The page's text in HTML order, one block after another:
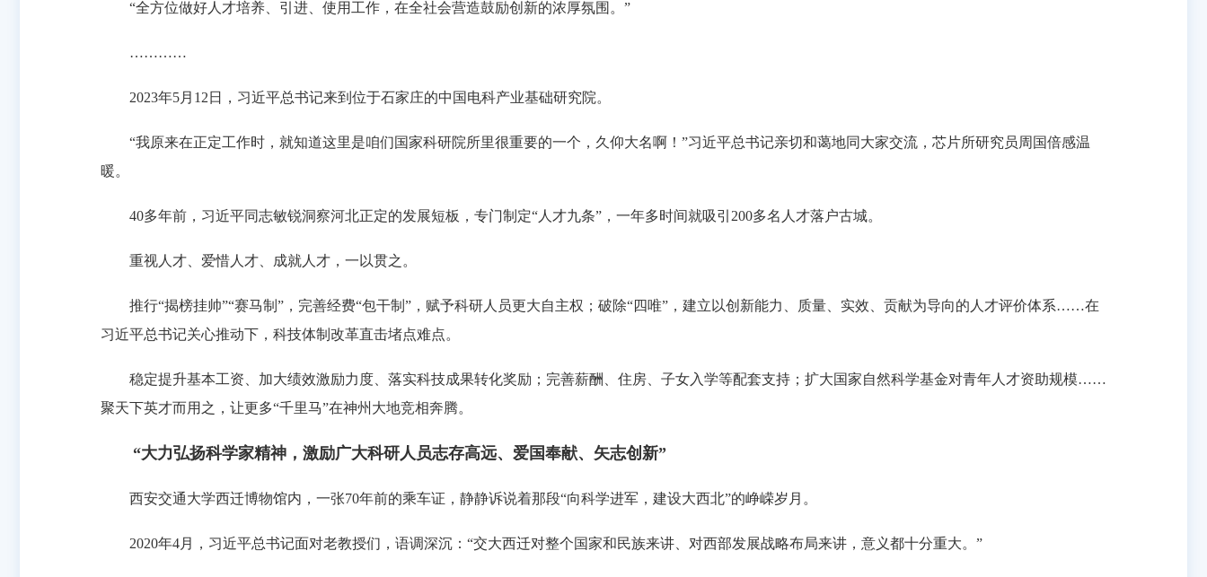
“全方位做好人才培养、引进、使用工作，在全社会营造鼓励创新的浓厚氛围。”
…………
2023年5月12日，习近平总书记来到位于石家庄的中国电科产业基础研究院。
“我原来在正定工作时，就知道这里是咱们国家科研院所里很重要的一个，久仰大名啊！”习近平总书记亲切和蔼地同大家交流，芯片所研究员周国倍感温
暖。
40多年前，习近平同志敏锐洞察河北正定的发展短板，专门制定“人才九条”，一年多时间就吸引200多名人才落户古城。
重视人才、爱惜人才、成就人才，一以贯之。
推行“揭榜挂帅”“赛马制”，完善经费“包干制”，赋予科研人员更大自主权；破除“四唯”，建立以创新能力、质量、实效、贡献为导向的人才评价体系……在
习近平总书记关心推动下，科技体制改革直击堵点难点。
稳定提升基本工资、加大绩效激励力度、落实科技成果转化奖励；完善薪酬、住房、子女入学等配套支持；扩大国家自然科学基金对青年人才资助规模……
聚天下英才而用之，让更多“千里马”在神州大地竞相奔腾。
“大力弘扬科学家精神，激励广大科研人员志存高远、爱国奉献、矢志创新”
西安交通大学西迁博物馆内，一张70年前的乘车证，静静诉说着那段“向科学进军，建设大西北”的峥嵘岁月。
2020年4月，习近平总书记面对老教授们，语调深沉：“交大西迁对整个国家和民族来讲、对西部发展战略布局来讲，意义都十分重大。”